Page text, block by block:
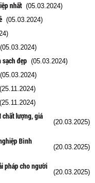
nhất (05.03.2024)
(05.03.2024)
(05.03.2024)
sạch đẹp (05.03.2024)
(05.03.2024)
chất lượng, giá
(20.03.2025)
Bình
(20.03.2025)
pháp cho người
(20.03.2025)